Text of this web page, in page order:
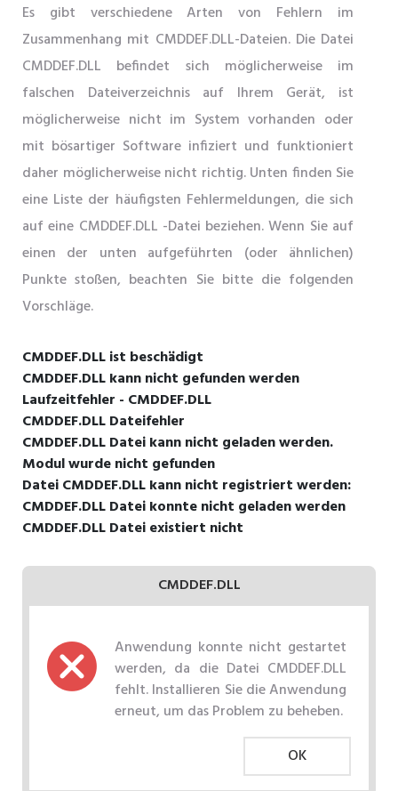
Es gibt verschiedene Arten von Fehlern im
Zusammenhang mit CMDDEF.DLL-Dateien. Die Datei
CMDDEF.DLL befindet sich möglicherweise im
falschen Dateiverzeichnis auf Ihrem Gerät, ist
möglicherweise nicht im System vorhanden oder
mit bösartiger Software infiziert und funktioniert
daher möglicherweise nicht richtig. Unten finden Sie
eine Liste der häufigsten Fehlermeldungen, die sich
auf eine CMDDEF.DLL -Datei beziehen. Wenn Sie auf
einen der unten aufgeführten (oder ähnlichen)
Punkte stoßen, beachten Sie bitte die folgenden
Vorschläge.
CMDDEF.DLL ist beschädigt
CMDDEF.DLL kann nicht gefunden werden
Laufzeitfehler - CMDDEF.DLL
CMDDEF.DLL Dateifehler
CMDDEF.DLL Datei kann nicht geladen werden.
Modul wurde nicht gefunden
Datei CMDDEF.DLL kann nicht registriert werden:
CMDDEF.DLL Datei konnte nicht geladen werden
CMDDEF.DLL Datei existiert nicht
CMDDEF.DLL
Anwendung konnte nicht gestartet
werden, da die Datei CMDDEF.DLL
fehlt. Installieren Sie die Anwendung
erneut, um das Problem zu beheben.
OK